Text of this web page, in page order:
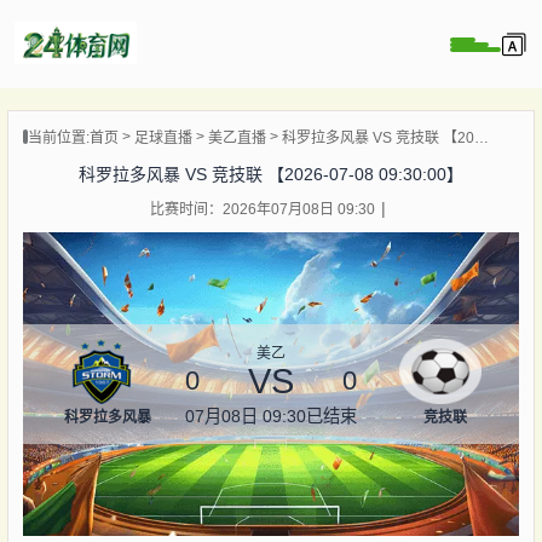
播
播
播
当前位置:首页 足球直播 美乙直播 科罗拉多风暴 VS 竞技联 【2026-07-08 09:30:00】
科罗拉多风暴 VS 竞技联 【2026-07-08 09:30:00】
比赛时间：2026年07月08日 09:30
科罗拉多风暴
美乙
0 VS 0
07月08日 09:30已结束 竞技联